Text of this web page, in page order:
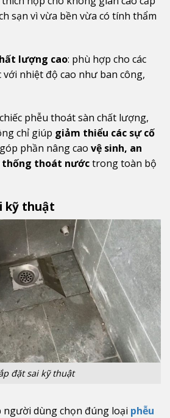
sạn vì vừa bền vừa có tính thẩm
lượng cao: phù hợp cho các
với nhiệt độ cao như ban công,
phễu thoát sàn chất lượng,
chỉ giúp giảm thiểu các sự cố
phần nâng cao vệ sinh, an
thống thoát nướctrong toàn bộ
kỹ thuật
đặt sai kỹ thuật
dùng chọn đúng loại phễu